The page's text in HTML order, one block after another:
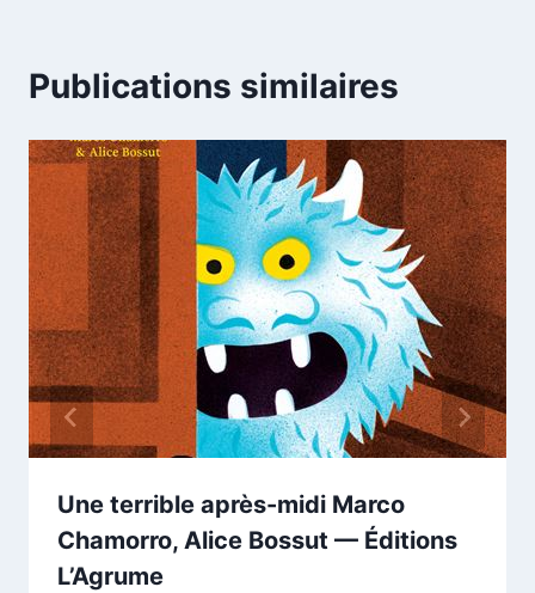
Publications similaires
Une terrible après-midi Marco
Chamorro, Alice Bossut — Éditions
L’Agrume